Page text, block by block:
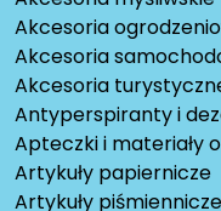
Akcesoria
Akcesoria
Akcesoria
Antyperspiranty i
Apteczki i materiały
Artykuły papiernicze
Artykuły piśmiennicze